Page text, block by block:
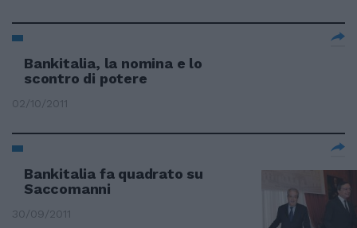
Bankitalia, la nomina e lo
scontro di potere
02/10/2011
Bankitalia fa quadrato su
Saccomanni
30/09/2011